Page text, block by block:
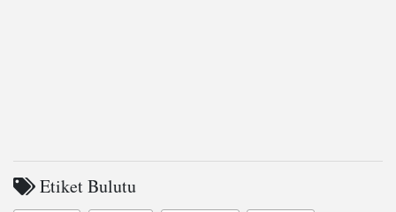
Etiket Bulutu